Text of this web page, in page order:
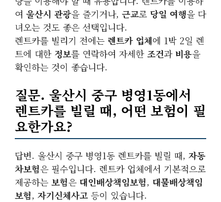
여 울산시 관광을 즐기거나, 근교로 당일 여행을 다
녀오는 것도 좋은 선택입니다.
렌트카를 빌리기 전에는 렌트카 업체에 1박 2일 렌
트에 대한 정보를 연락하여 자세한조건과 비용을
확인하는 것이 좋습니다.
질문. 울산시 중구 병영1동에서
렌트카를 빌릴 때, 어떤 보험이 필
요한가요?
답변. 울산시 중구 병영1동 렌트카를 빌릴 때, 자동
차보험은 필수입니다. 렌트카 업체에서 기본적으로
제공하는 보험은 대인배상책임보험, 대물배상책임
보험, 자기신체사고 등이 있습니다.